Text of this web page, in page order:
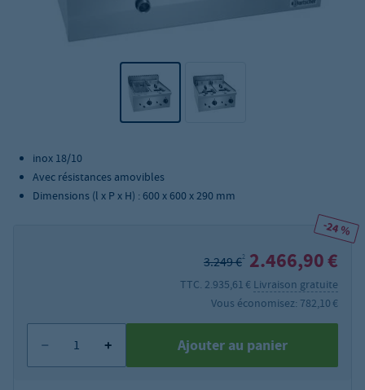
inox 18/10
Avec résistances amovibles
Dimensions (l x P x H) : 600 x 600 x 290 mm
-24 %
3.249 €2 2.466,90 €
TTC. 2.935,61 € Livraison gratuite
Vous économisez: 782,10 €
Ajouter au panier